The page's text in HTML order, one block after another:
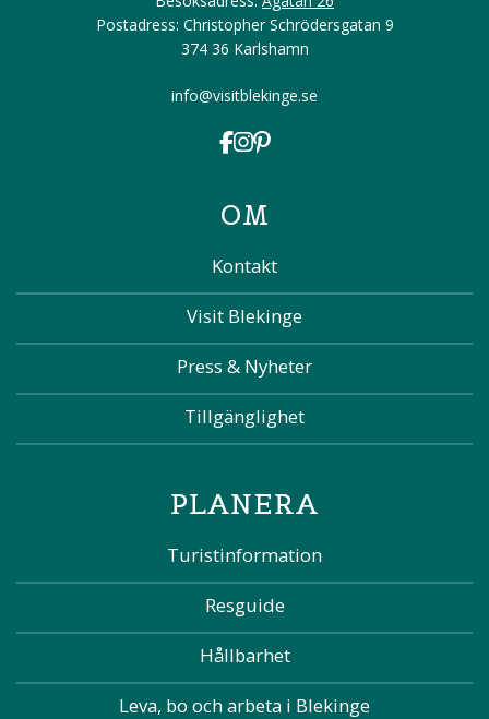
Postadress: Christopher Schrödersgatan 9
374 36 Karlshamn
info@visitblekinge.se
OM
Kontakt
Visit Blekinge
Press & Nyheter
Tillgänglighet
PLANERA
Turistinformation
Resguide
Hållbarhet
Leva, bo och arbeta i Blekinge